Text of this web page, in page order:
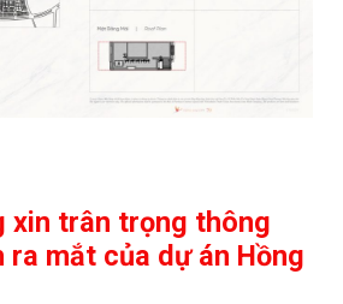
xin trân trọng thông
ra mắt của dự án Hồng